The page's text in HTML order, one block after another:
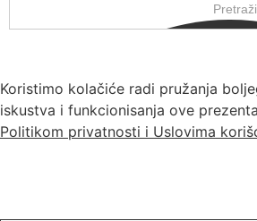
Koristimo kolačiće radi pružanja
iskustva i funkcionisanja ove
Politikom privatnosti i Uslovima